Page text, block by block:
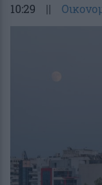
10:29 ||